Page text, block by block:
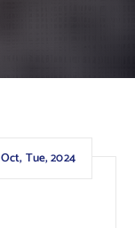
Oct, Tue, 2024